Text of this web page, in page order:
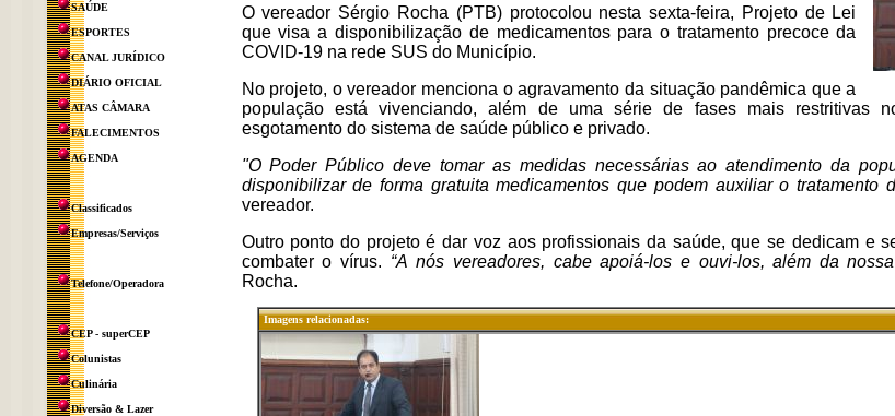
SAÚDE
ESPORTES
CANAL JURÍDICO
DIÁRIO OFICIAL
ATAS CÂMARA
FALECIMENTOS
AGENDA
Classificados
Empresas/Serviços
Telefone/Operadora
CEP - superCEP
Colunistas
Culinária
Diversão & Lazer
O vereador Sérgio Rocha (PTB) protocolou nesta sexta-feira, Projeto de Lei
que visa a disponibilização de medicamentos para o tratamento precoce da
COVID-19 na rede SUS do Município.
No projeto, o vereador menciona o agravamento da situação pandêmica que a
população está vivenciando, além de uma série de fases mais restritivas
esgotamento do sistema de saúde público e privado.
"O Poder Público deve tomar as medidas necessárias ao atendimento da
disponibilizar de forma gratuita medicamentos que podem auxiliar o tratamento
vereador.
Outro ponto do projeto é dar voz aos profissionais da saúde, que se dedicam e
combater o vírus. “A nós vereadores, cabe apoiá-los e ouvi-los, além da
Rocha.
Imagens relacionadas: